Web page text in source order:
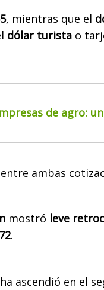
, mientras que el
dólar turista o
de agro:
entre ambas
mostró leve
.
ascendió en el